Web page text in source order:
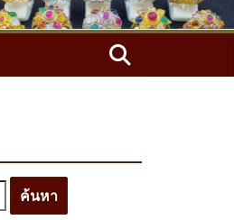
ค้นหา